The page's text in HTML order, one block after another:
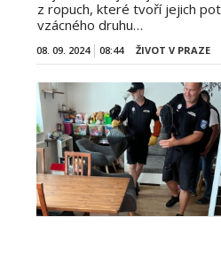
z ropuch, které tvoří jejich
vzácného druhu…
08. 09. 2024 08:44 ŽIVOT V PRAZE